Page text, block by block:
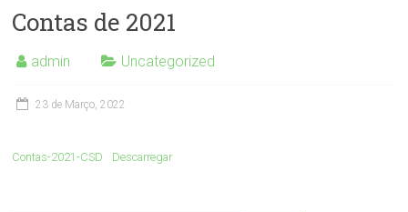
Contas de 2021
admin Uncategorized
23 de Março, 2022
Contas-2021-CSD Descarregar